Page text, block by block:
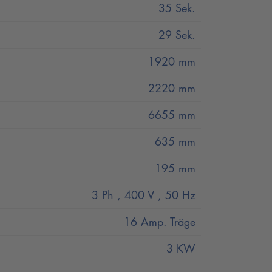
ausgestattet: Nussbaums
Zylinder des NT-Systems, die in zwei
35 Sek.
29 Sek.
1920 mm
2220 mm
6655 mm
635 mm
195 mm
3 Ph , 400 V , 50 Hz
16 Amp. Träge
3 KW